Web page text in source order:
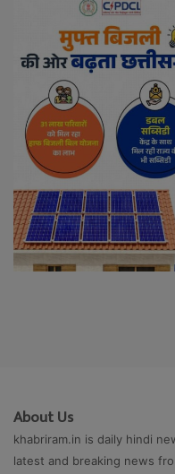
About Us
khabriram.in is daily hindi
latest and breaking news